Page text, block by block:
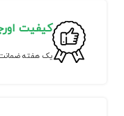
کیفیت
یک هفته